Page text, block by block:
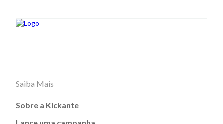
Saiba Mais
Sobre a Kickante
Lance uma campanha